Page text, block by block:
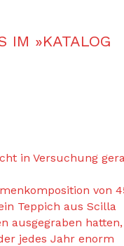
IM »KATALOG
in Versuchung
von
Teppich aus Scilla
ausgegraben hatten,
jedes Jahr enorm